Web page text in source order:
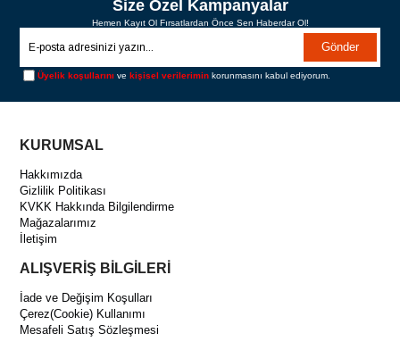
Size Özel Kampanyalar
Hemen Kayıt Ol Fırsatlardan Önce Sen Haberdar Ol!
Gönder
Üyelik koşullarını vekişisel verilerimin korunmasını kabul ediyorum.
KURUMSAL
Hakkımızda
Gizlilik Politikası
KVKK Hakkında Bilgilendirme
Mağazalarımız
İletişim
ALIŞVERİŞ BİLGİLERİ
İade ve Değişim Koşulları
Çerez(Cookie) Kullanımı
Mesafeli Satış Sözleşmesi